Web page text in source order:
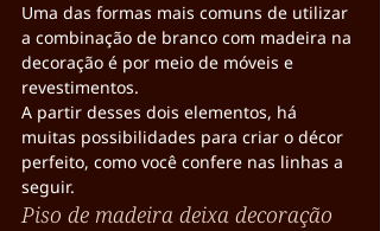
Uma das formas mais comuns de utilizar
a combinação de branco com madeira na
decoração é por meio de móveis e
revestimentos.
A partir desses dois elementos, há
muitas possibilidades para criar o décor
perfeito, como você confere nas linhas a
seguir.
Piso de madeira deixa decoração